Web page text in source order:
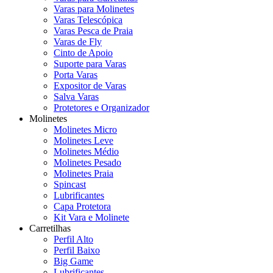
Varas para Molinetes
Varas Telescópica
Varas Pesca de Praia
Varas de Fly
Cinto de Apoio
Suporte para Varas
Porta Varas
Expositor de Varas
Salva Varas
Protetores e Organizador
Molinetes
Molinetes Micro
Molinetes Leve
Molinetes Médio
Molinetes Pesado
Molinetes Praia
Spincast
Lubrificantes
Capa Protetora
Kit Vara e Molinete
Carretilhas
Perfil Alto
Perfil Baixo
Big Game